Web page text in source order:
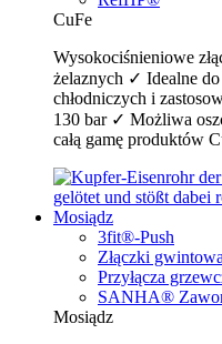
CuFe
Wysokociśnieniowe
żelaznych ✓ Idealne
chłodniczych i
130 bar ✓ Możliwa
całą gamę produktów
Mosiądz
3fit®-Push
Złączki
Przyłącza
SANHA®
Mosiądz